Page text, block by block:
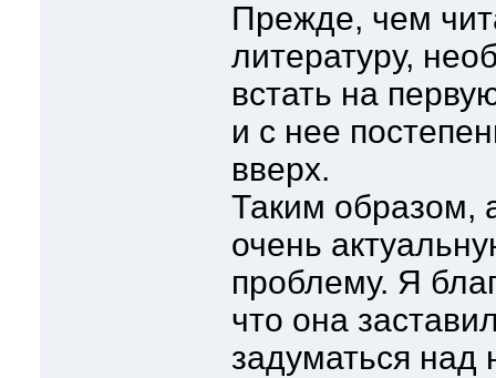
Прежде, чем
литературу,
встать на
и с нее
вверх.
Таким образом,
очень
проблему. Я
что она
задуматься над